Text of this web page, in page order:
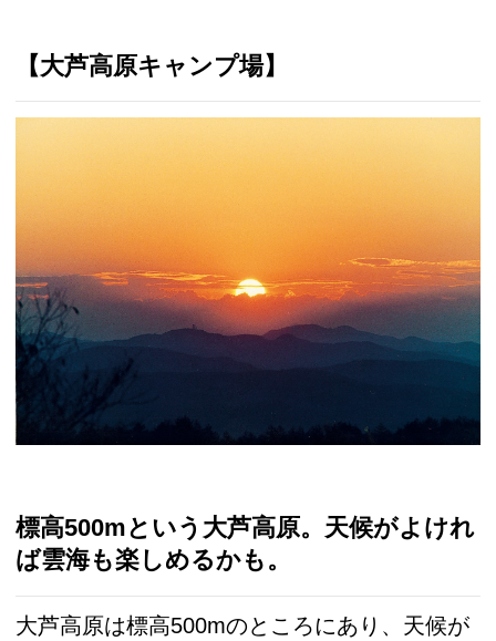
【大芦高原キャンプ場】
標高500mという大芦高原。天候がよけれ
ば雲海も楽しめるかも。
大芦高原は標高500mのところにあり、天候が